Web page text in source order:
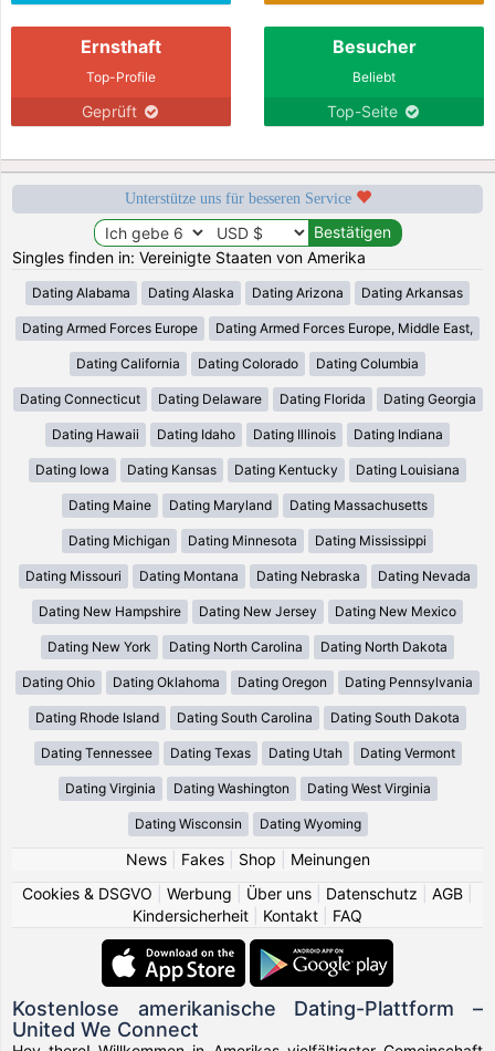
Ernsthaft
Top-Profile
Geprüft
Besucher
Beliebt
Top-Seite
Unterstütze uns für besseren Service
Singles finden in: Vereinigte Staaten von Amerika
Dating Alabama Dating Alaska Dating Arizona Dating Arkansas
Dating Armed Forces Europe Dating Armed Forces Europe, Middle East,
Dating California Dating Colorado Dating Columbia
Dating Connecticut Dating Delaware Dating Florida Dating Georgia
Dating Hawaii Dating Idaho Dating Illinois Dating Indiana
Dating Iowa Dating Kansas Dating Kentucky Dating Louisiana
Dating Maine Dating Maryland Dating Massachusetts
Dating Michigan Dating Minnesota Dating Mississippi
Dating Missouri Dating Montana Dating Nebraska Dating Nevada
Dating New Hampshire Dating New Jersey Dating New Mexico
Dating New York Dating North Carolina Dating North Dakota
Dating Ohio Dating Oklahoma Dating Oregon Dating Pennsylvania
Dating Rhode Island Dating South Carolina Dating South Dakota
Dating Tennessee Dating Texas Dating Utah Dating Vermont
Dating Virginia Dating Washington Dating West Virginia
Dating Wisconsin Dating Wyoming
News| Fakes| Shop
Meinungen
Cookies & DSGVO
Werbung Über uns Datenschutz AGB
Kindersicherheit
Kontakt FAQ
Kostenlose amerikanische Dating-Plattform –
United We Connect